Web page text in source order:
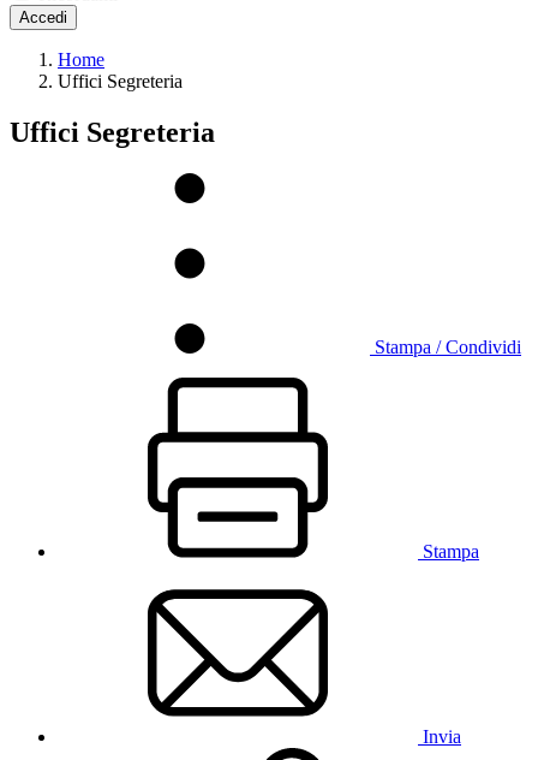
Accedi
Home
Uffici Segreteria
Uffici Segreteria
Stampa / Condividi
Stampa
Invia